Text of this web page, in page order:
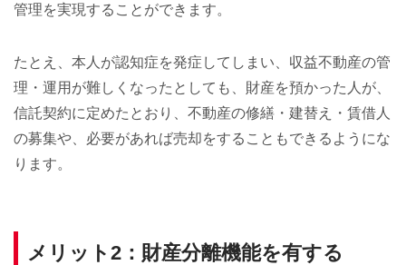
管理を実現することができます。
たとえ、本人が認知症を発症してしまい、収益不動産の管
理・運用が難しくなったとしても、財産を預かった人が、
信託契約に定めたとおり、不動産の修繕・建替え・賃借人
の募集や、必要があれば売却をすることもできるようにな
ります。
メリット2：財産分離機能を有する